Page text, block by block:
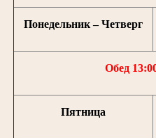
Понедельник – Четверг
Обед
Пятница